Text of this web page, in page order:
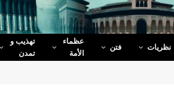
نظریات فتن
عظماء‌
الأمة
تهذیب و
تمدن